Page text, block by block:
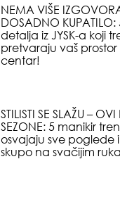
STILISTI SE SLAŽU – OVI
SEZONE: 5 manikir
osvajaju sve poglede i
skupo na svačijim
16.08.2026.): Stiže
pomračenje Sunca i
Trigon – evo kome se
korena!